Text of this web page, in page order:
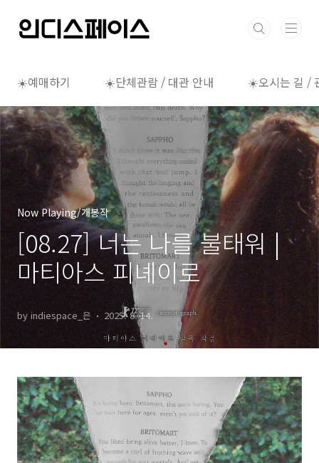
☀️예매하기 ☀️단체관람 / 대관 안내 ☀️오시는 길 /
Now Playing/개봉작
[08.27] 너는 나를 불태워 |
마티아스 피녜이로
by indiespace_은 2025. 8. 14.